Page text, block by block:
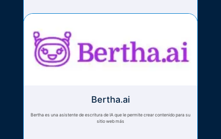
Bertha.ai
Bertha es una asistente de escritura de IA que le permite crear contenido para su
sitio web más